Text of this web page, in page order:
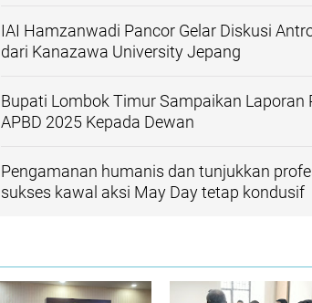
IAI Hamzanwadi Pancor Gelar Diskusi
dari Kanazawa University Jepang
Bupati Lombok Timur Sampaikan Laporan
APBD 2025 Kepada Dewan
Pengamanan humanis dan tunjukkan
sukses kawal aksi May Day tetap kondusif